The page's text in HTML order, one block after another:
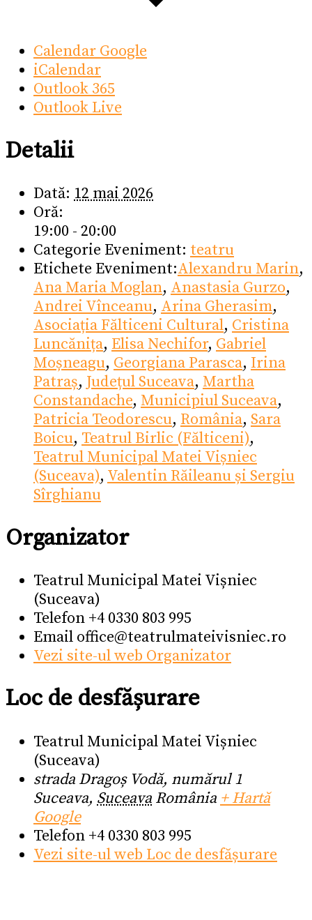
Calendar Google
iCalendar
Outlook 365
Outlook Live
Detalii
Dată: 12 mai 2026
Oră:
19:00 - 20:00
Categorie Eveniment: teatru
Etichete Eveniment:Alexandru Marin,
Ana Maria Moglan, Anastasia Gurzo,
Andrei Vînceanu, Arina Gherasim,
Asociația Fălticeni Cultural, Cristina
Luncănița, Elisa Nechifor, Gabriel
Moșneagu, Georgiana Parasca, Irina
Patraș, Județul Suceava, Martha
Constandache, Municipiul Suceava,
Patricia Teodorescu, România, Sara
Boicu, Teatrul Birlic (Fălticeni),
Teatrul Municipal Matei Vișniec
(Suceava), Valentin Răileanu și Sergiu
Sîrghianu
Organizator
Teatrul Municipal Matei Vișniec
(Suceava)
Telefon +4 0330 803 995
Email office@teatrulmateivisniec.ro
Vezi site-ul web Organizator
Loc de desfășurare
Teatrul Municipal Matei Vișniec
(Suceava)
strada Dragoș Vodă, numărul 1
Suceava, Suceava România + Hartă
Google
Telefon +4 0330 803 995
Vezi site-ul web Loc de desfășurare